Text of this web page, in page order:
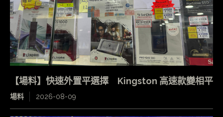
【場料】快速外置平選擇 Kingston 高速款變相平
場料 2026-08-09